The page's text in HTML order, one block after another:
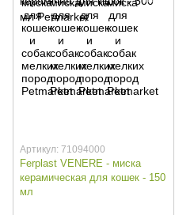
Артикул: 71094000
Ferplast VENERE - миска
керамическая для кошек - 150
мл